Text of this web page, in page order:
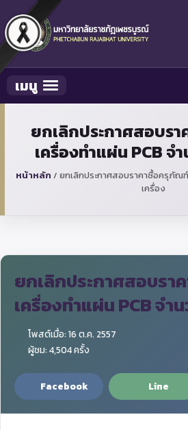
Toggle navigation
เมนู
ยกเลิกประกาศสอบร
เครื่องทำแผ่น PCB จ
หน้าหลัก / ยกเลิกประกาศสอบราคาซื้อครุภัณ
เครื่อง
ยกเลิกประกาศสอบร
เครื่องทำแผ่น PCB จำ
โพสต์เมื่อ: 16 ต.ค. 2557
ผู้ชม: 4,504 ครั้ง
Facebook Line